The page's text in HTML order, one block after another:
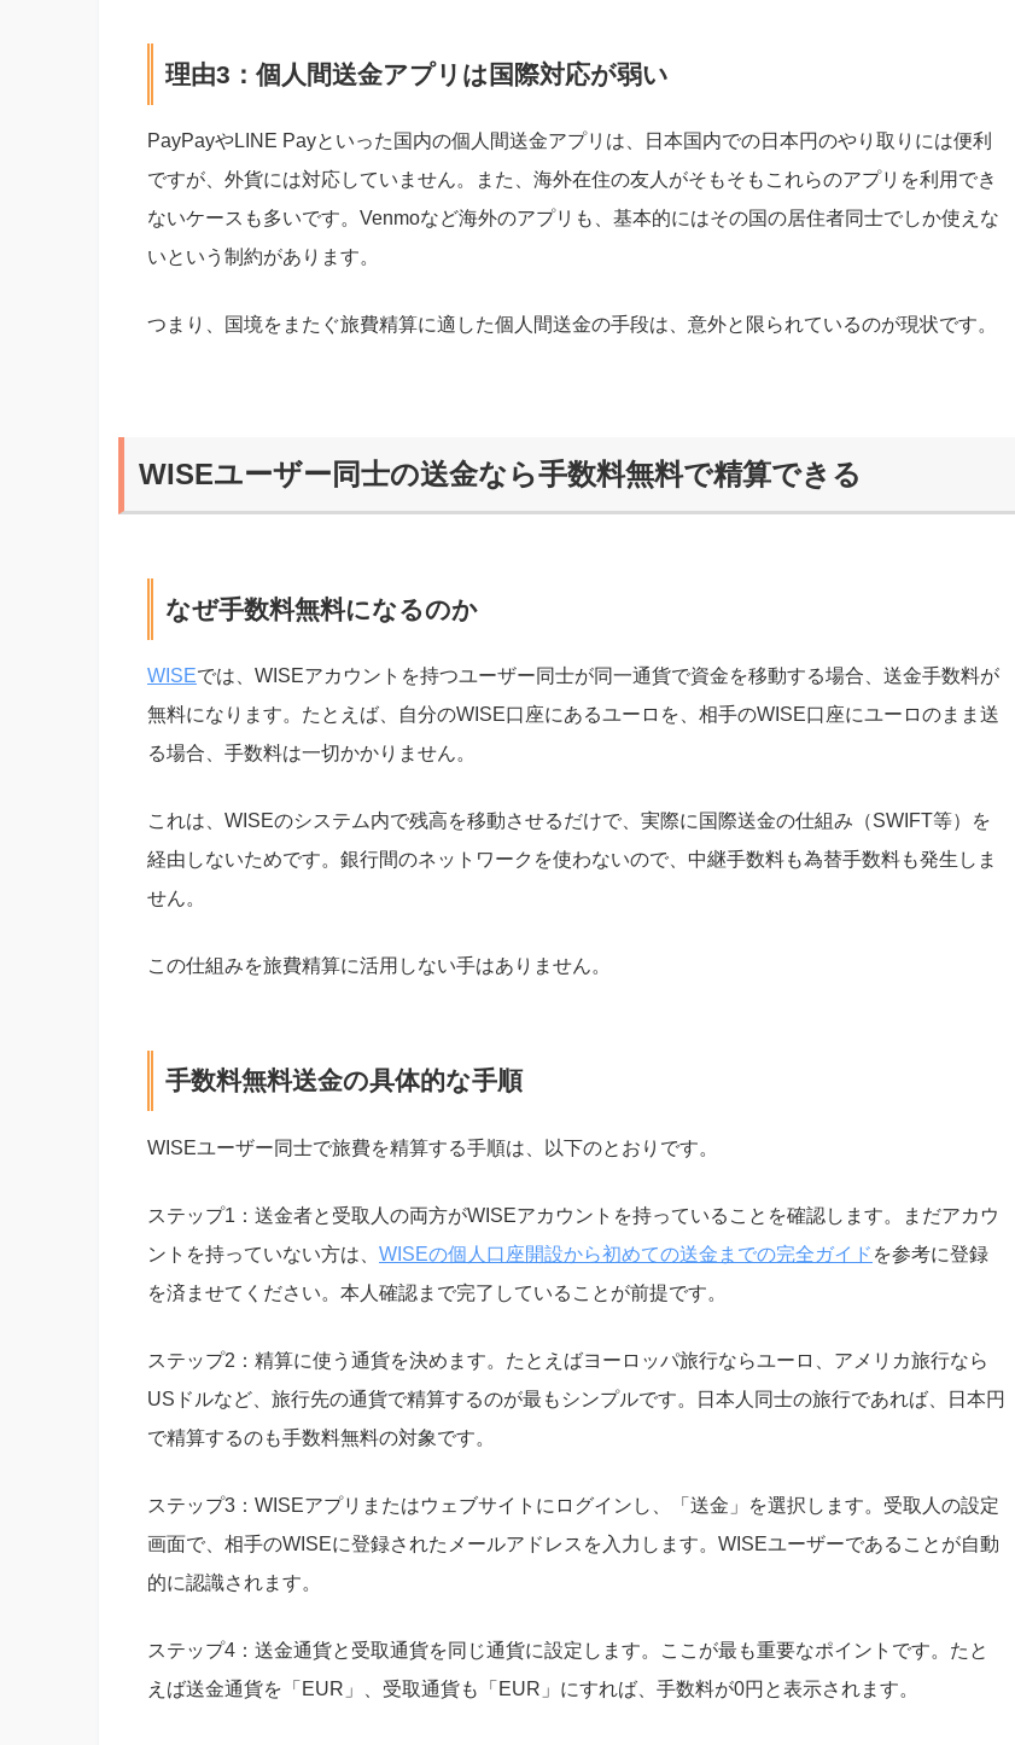
理由3：個人間送金アプリは国際対応が弱い
PayPayやLINE Payといった国内の個人間送金アプリは、日本国内での日本円のやり取りには便利
ですが、外貨には対応していません。また、海外在住の友人がそもそもこれらのアプリを利用でき
ないケースも多いです。Venmoなど海外のアプリも、基本的にはその国の居住者同士でしか使えな
いという制約があります。
つまり、国境をまたぐ旅費精算に適した個人間送金の手段は、意外と限られているのが現状です。
WISEユーザー同士の送金なら手数料無料で精算できる
なぜ手数料無料になるのか
WISEでは、WISEアカウントを持つユーザー同士が同一通貨で資金を移動する場合、送金手数料が
無料になります。たとえば、自分のWISE口座にあるユーロを、相手のWISE口座にユーロのまま送
る場合、手数料は一切かかりません。
これは、WISEのシステム内で残高を移動させるだけで、実際に国際送金の仕組み（SWIFT等）を
経由しないためです。銀行間のネットワークを使わないので、中継手数料も為替手数料も発生しま
せん。
この仕組みを旅費精算に活用しない手はありません。
手数料無料送金の具体的な手順
WISEユーザー同士で旅費を精算する手順は、以下のとおりです。
ステップ1：送金者と受取人の両方がWISEアカウントを持っていることを確認します。まだアカウ
ントを持っていない方は、 WISEの個人口座開設から初めての送金までの完全ガイド を参考に登録
を済ませてください。本人確認まで完了していることが前提です。
ステップ2：精算に使う通貨を決めます。たとえばヨーロッパ旅行ならユーロ、アメリカ旅行なら
USドルなど、旅行先の通貨で精算するのが最もシンプルです。日本人同士の旅行であれば、日本円
で精算するのも手数料無料の対象です。
ステップ3：WISEアプリまたはウェブサイトにログインし、「送金」を選択します。受取人の設定
画面で、相手のWISEに登録されたメールアドレスを入力します。WISEユーザーであることが自動
的に認識されます。
ステップ4：送金通貨と受取通貨を同じ通貨に設定します。ここが最も重要なポイントです。たと
えば送金通貨を「EUR」、受取通貨も「EUR」にすれば、手数料が0円と表示されます。